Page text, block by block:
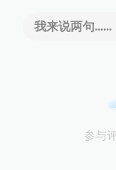
我来说两句......
参与